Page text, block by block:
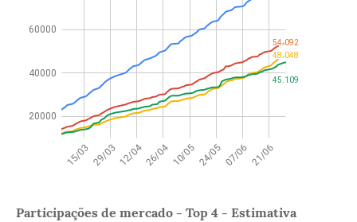
Participações de mercado - Top 4 - Estimativa